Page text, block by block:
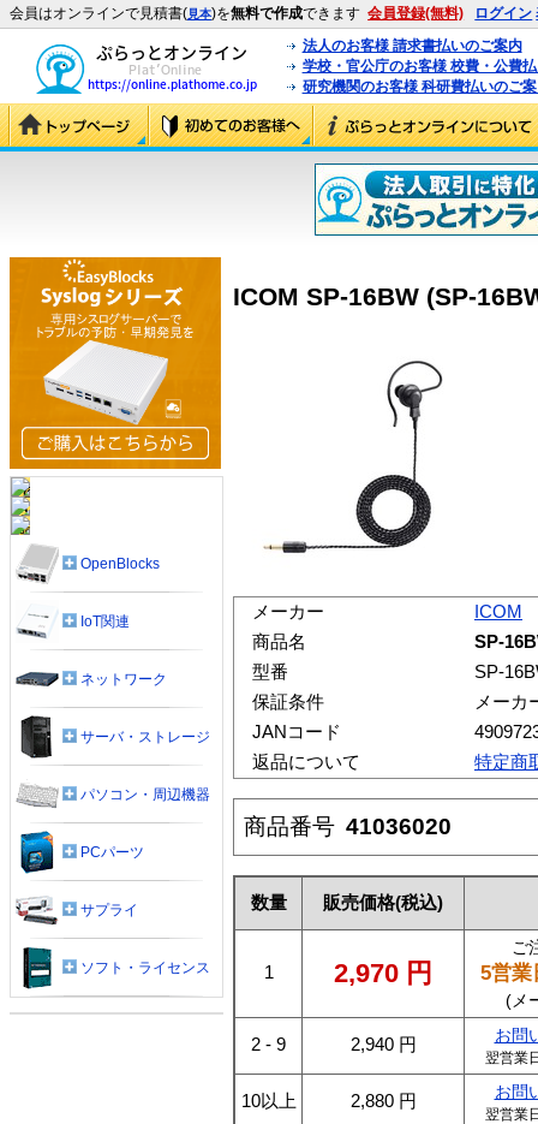
会員はオンラインで見積書(見本)を無料で作成できます 会員登録(無料) ログイン
法人のお客様 請求書払いのご案内
学校・官公庁のお客様 校費・公費
研究機関のお客様 科研費払いのご
ICOM SP-16BW (SP-
メーカー
ICOM
商品名
SP-
型番
SP-
保証条件
メーカ
JANコード
返品について
特定商
商品番号 41036020
数量 販売価格(税込)
1 2,970 円
ご
5営業
(メ
2 - 9 2,940 円 お問
翌営業
10以上 2,880 円 お問
翌営業
OpenBlocks
IoT関連
ネットワーク
サーバ・ストレージ
パソコン・周辺機器
PCパーツ
サプライ
ソフト・ライセンス